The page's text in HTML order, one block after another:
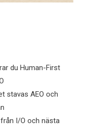
du Human-First
stavas AEO och
I/O och nästa